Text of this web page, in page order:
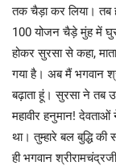
तक चैड़ा कर लिया।
100 योजन चैड़े मुंह में
होकर सुरसा से कहा,
गया है। अब मैं भगवान
बढ़ाता हूं। सुरसा ने
महावीर हनुमान! देवताओं
था। तुम्हारे बल बुद्धि
ही भगवान